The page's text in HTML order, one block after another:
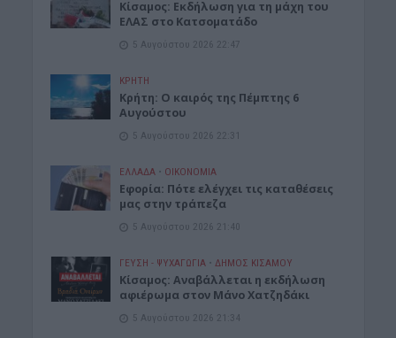
Κίσαμος: Εκδήλωση για τη μάχη του
ΕΛΑΣ στο Κατσοματάδο
5 Αυγούστου 2026 22:47
ΚΡΗΤΗ
Κρήτη: Ο καιρός της Πέμπτης 6
Αυγούστου
5 Αυγούστου 2026 22:31
ΕΛΛΑΔΑ • ΟΙΚΟΝΟΜΙΑ
Εφορία: Πότε ελέγχει τις καταθέσεις
μας στην τράπεζα
5 Αυγούστου 2026 21:40
ΓΕΎΣΗ - ΨΥΧΑΓΩΓΊΑ • ΔΉΜΟΣ ΚΙΣΆΜΟΥ
Κίσαμος: Αναβάλλεται η εκδήλωση
αφιέρωμα στον Μάνο Χατζηδάκι
5 Αυγούστου 2026 21:34